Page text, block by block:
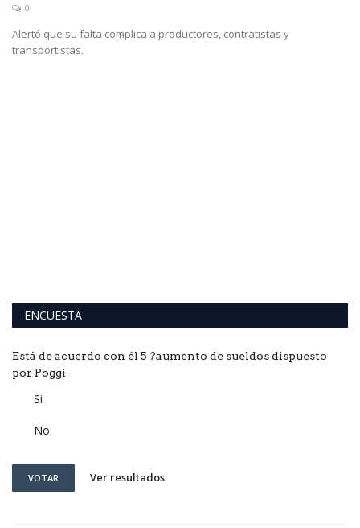
0
Alertó que su falta complica a productores, contratistas y
transportistas.
ENCUESTA
Está de acuerdo con él 5 ?aumento de sueldos dispuesto
por Poggi
Si
No
VOTAR Ver resultados